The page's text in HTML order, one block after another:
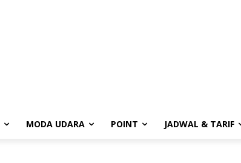
MODA UDARA POINT JADWAL & TARIF